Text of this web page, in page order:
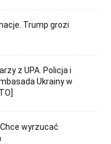
Trump grozi
z UPA. Policja i
Ukrainy w
wyrzucać